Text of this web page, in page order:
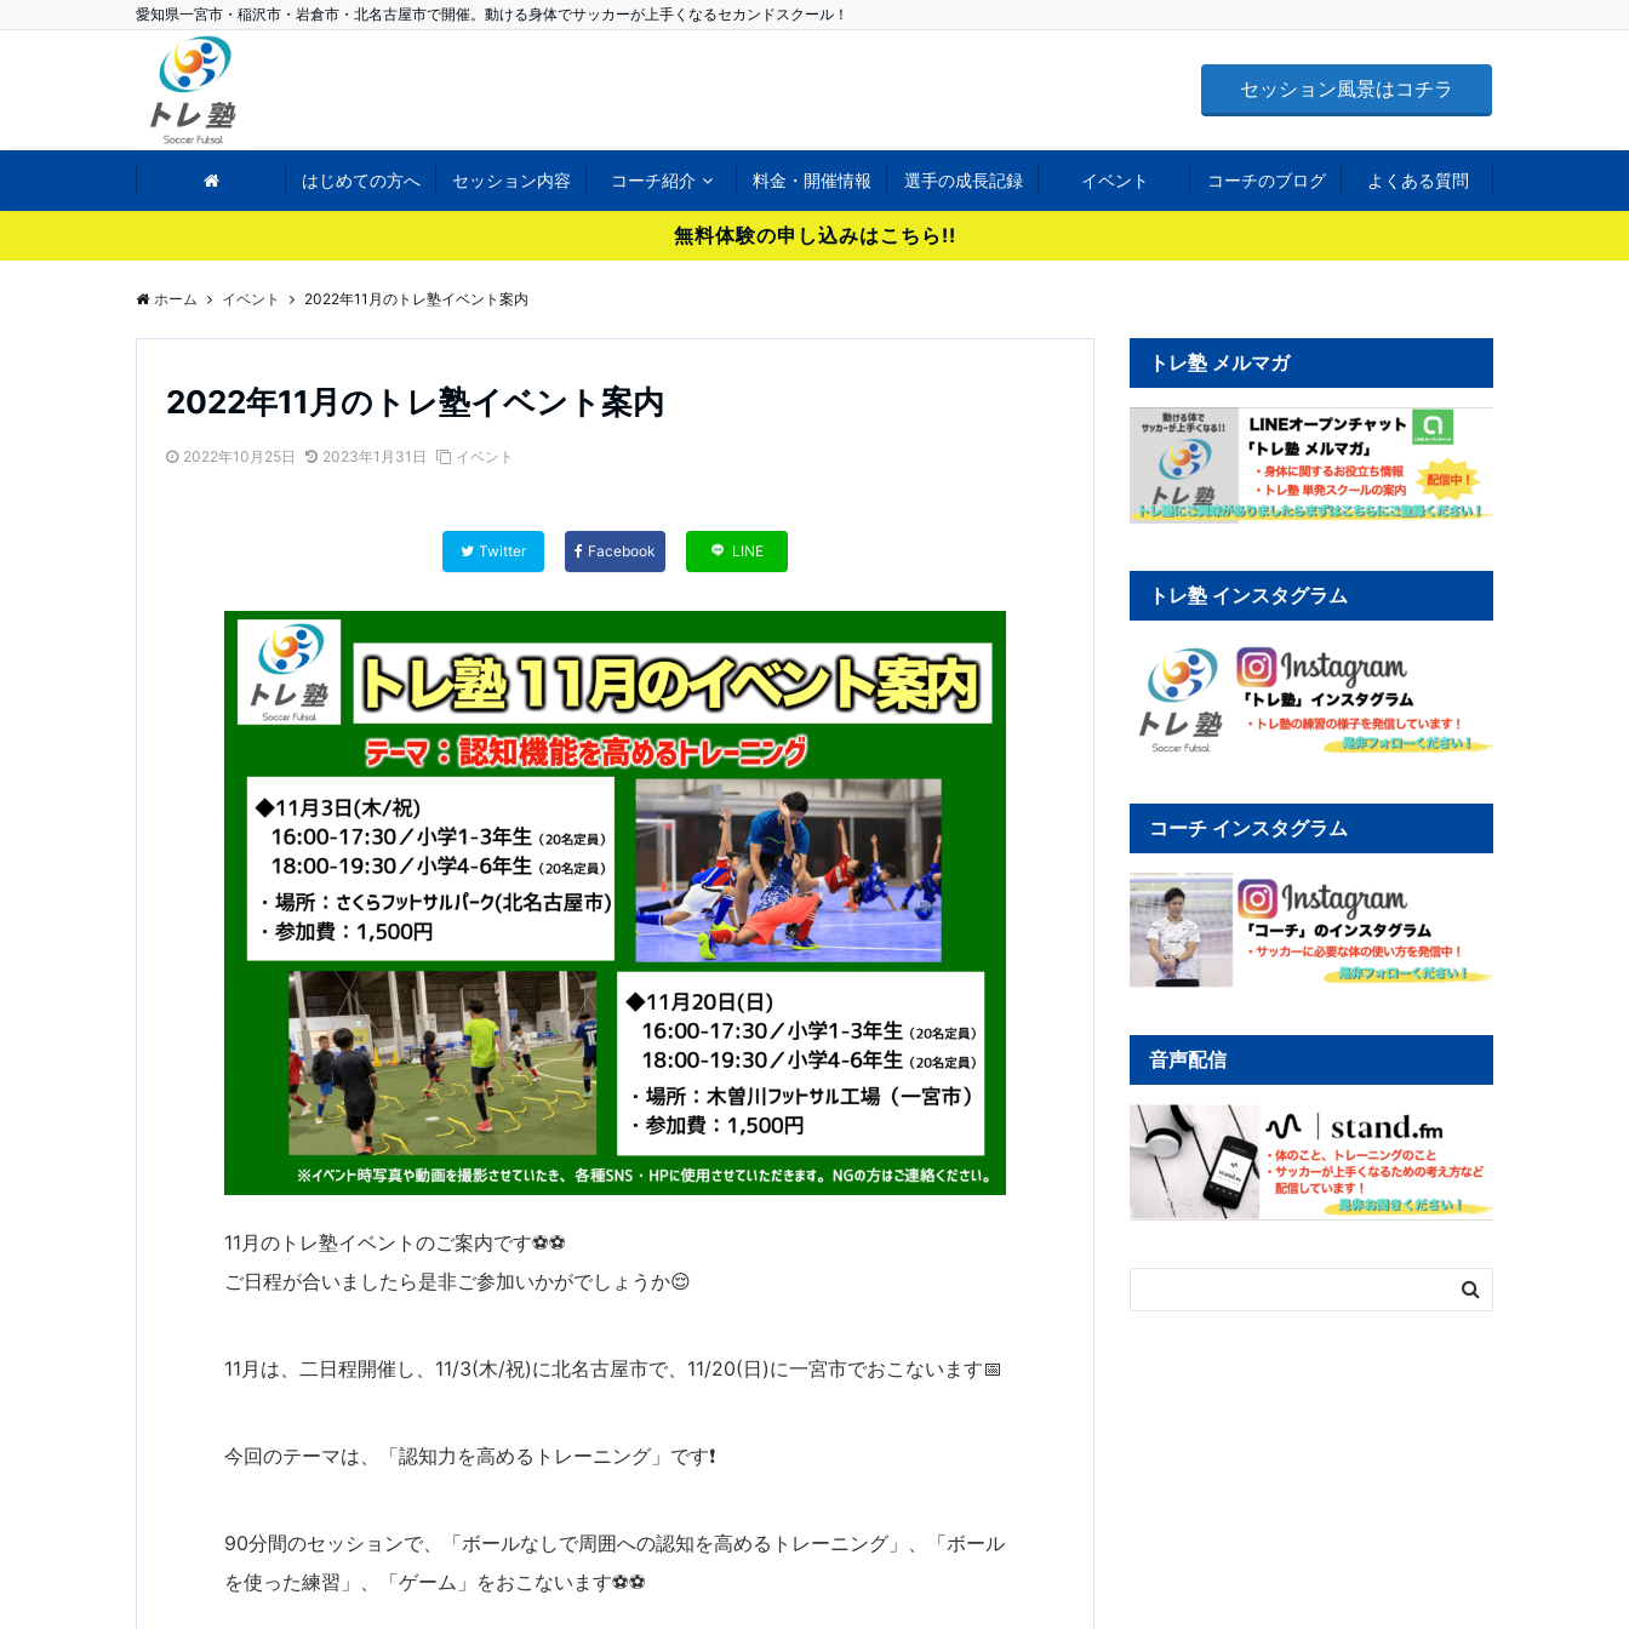
愛知県一宮市・稲沢市・岩倉市・北名古屋市で開催。動ける身体でサッカーが上手くなるセカンドスクール！
セッション風景はコチラ
はじめての方へ セッション内容 コーチ紹介 料金・開催情報 選手の成長記録 イベント コーチのブログ よくある質問
無料体験の申し込みはこちら!!
ホーム イベント 2022年11月のトレ塾イベント案内
2022年11月のトレ塾イベント案内
2022年10月25日 2023年1月31日 イベント
Twitter Facebook LINE
11月のトレ塾イベントのご案内です⚽⚽
ご日程が合いましたら是非ご参加いかがでしょうか😌
11月は、二日程開催し、11/3(木/祝)に北名古屋市で、11/20(日)に一宮市でおこないます📅
今回のテーマは、「認知力を高めるトレーニング」です❗
90分間のセッションで、「ボールなしで周囲への認知を高めるトレーニング」、「ボール
を使った練習」、「ゲーム」をおこないます⚽⚽
トレ塾 メルマガ
トレ塾 インスタグラム
コーチ インスタグラム
音声配信